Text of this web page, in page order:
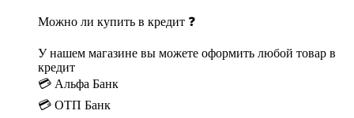
Можно ли купить в кредит ❓
У нашем магазине вы можете оформить любой товар в
кредит
💳 Альфа Банк
💳 ОТП Банк